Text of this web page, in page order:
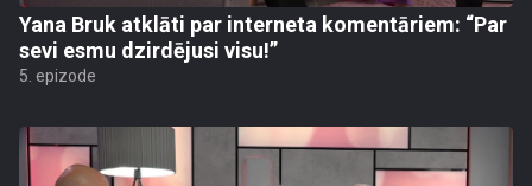
Yana Bruk atklāti par interneta komentāriem: “Par
sevi esmu dzirdējusi visu!”
5. epizode